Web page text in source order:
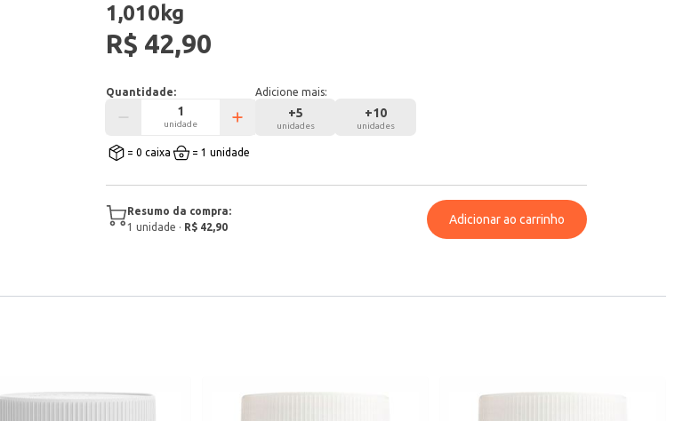
1,010kg
R$ 42,90
Quantidade:
unidade
Adicione mais:
+5
unidades
+10
unidades
= 0 caixa = 1 unidade
Resumo da compra:
1 unidade · R$ 42,90
Adicionar ao carrinho